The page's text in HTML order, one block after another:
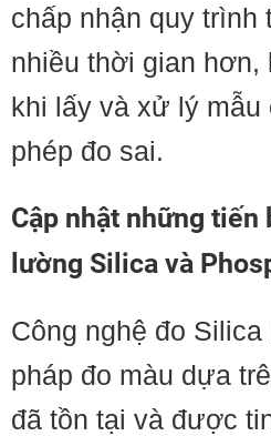
chấp nhận quy trình
nhiều thời gian hơn,
khi lấy và xử lý mẫu
phép đo sai.
Cập nhật những tiến
lường Silica và
Công nghệ đo
pháp đo màu dựa
đã tồn tại và được